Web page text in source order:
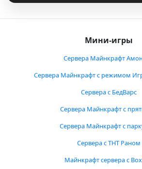
Мини-игры
Сервера Майнкрафт
Сервера Майнкрафт с режимом
Сервера с БедВарс
Сервера Майнкрафт с
Сервера Майнкрафт с
Сервера с ТНТ Раном
Майнкрафт сервера с